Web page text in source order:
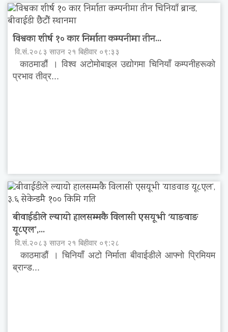
विश्वका शीर्ष १० कार निर्माता कम्पनीमा तीन...
वि.सं.२०८३ साउन २१ बिहीवार ०९:३३
काठमाडौं । विश्व अटोमोबाइल उद्योगमा चिनियाँ कम्पनीहरूको
प्रभाव तीव्र...
बीवाईडीले ल्यायो हालसम्मकै विलासी एसयूभी ‘याङवाङ
यू८एल’,...
वि.सं.२०८३ साउन २१ बिहीवार ०९:२८
काठमाडौं । चिनियाँ अटो निर्माता बीवाईडीले आफ्नो प्रिमियम
ब्रान्ड...